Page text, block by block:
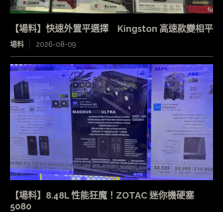
【場料】快速外置平選擇 Kingston 高速款變相平
場料 2026-08-09
【場料】8.48L 性能狂魔！ZOTAC 迷你機硬塞
5080